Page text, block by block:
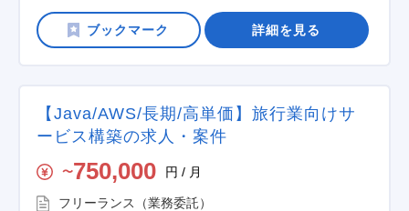
詳細を見る
【Java/AWS/長期/高単価】旅行業向けサ
ービス構築の求人・案件
〜750,000 円 / 月
フリーランス（業務委託）